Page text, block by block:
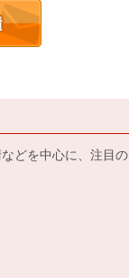
どを中心に、注目